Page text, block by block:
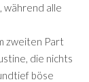
während alle
zweiten Part
die nichts
böse